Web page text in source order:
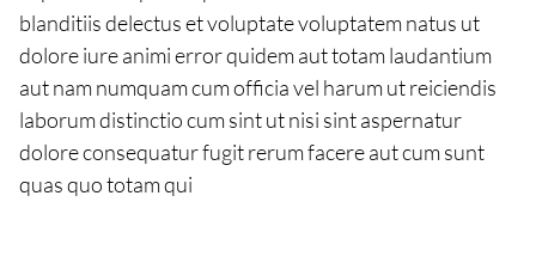
blanditiis delectus et voluptate voluptatem natus ut
dolore iure animi error quidem aut totam laudantium
aut nam numquam cum officia vel harum ut reiciendis
laborum distinctio cum sint ut nisi sint aspernatur
dolore consequatur fugit rerum facere aut cum sunt
quas quo totam qui